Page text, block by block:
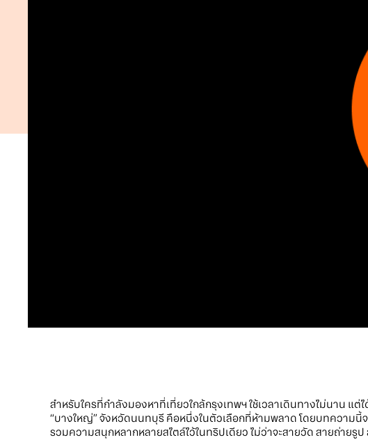
สำหรับใครที่กำลังมองหาที่เที่ยวใกล้กรุงเทพฯ ใช้เวลาเดินทางไม่นาน แ
“บางใหญ่” จังหวัดนนทบุรี คือหนึ่งในตัวเลือกที่ห้ามพลาด โดยบทความนี้
รวมความสนุกหลากหลายสไตล์ไว้ในทริปเดียว ไม่ว่าจะสายวัด สายถ่าย